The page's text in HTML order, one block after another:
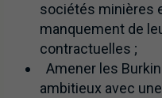
sociétés minières
manquement de
contractuelles ;
Amener les
ambitieux avec